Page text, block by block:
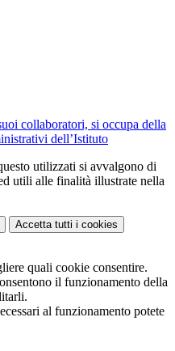
collaboratori, si occupa della
dell’Istituto
utilizzati si avvalgono di
utili alle finalità illustrate nella
Accetta tutti i cookies
quali cookie consentire.
il funzionamento della
al funzionamento potete